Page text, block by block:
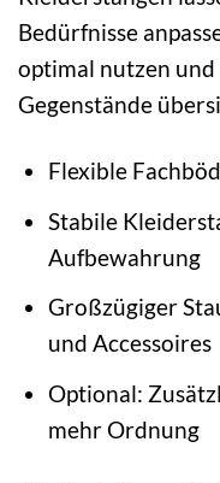
Bedürfnisse
optimal nutzen
Gegenstände
Flexible
Stabile
Aufbewahrung
Großzügiger
und Accessoires
Optional:
mehr Ordnung